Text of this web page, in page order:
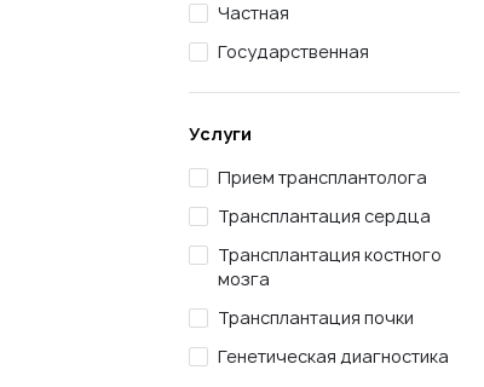
Частная
Государственная
Услуги
Прием трансплантолога
Трансплантация сердца
Трансплантация костного
мозга
Трансплантация почки
Генетическая диагностика